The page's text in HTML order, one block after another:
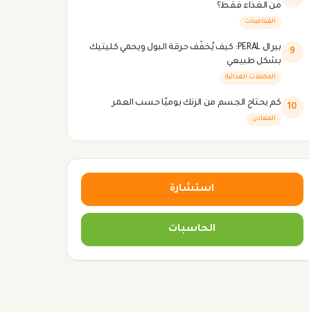
من الغذاء فقط؟
الفيتامينات
9
بيرال PERAL: كيف يُخفّف حرقة البول ويحمي كليتيك
بشكل طبيعي
المكملات الغذائية
10 كم يحتاج الجسم من الزنك يوميًا حسب العمر
المعادن
استشارة
الحاسبات